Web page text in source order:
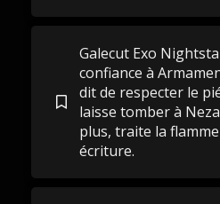
Galecut Exo
confiance à
dit de respecter le
laisse tomber à
plus, traite la
écriture.